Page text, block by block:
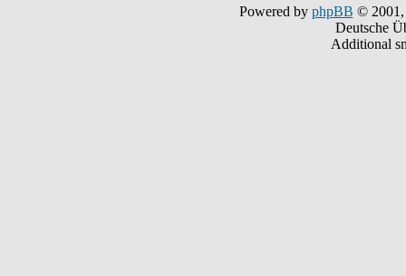
Powered by phpBB © 2001,
Deutsche
Additional